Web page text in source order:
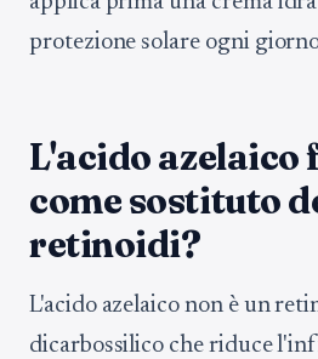
protezione solare ogni
L'acido azelaico
come sostituto
retinoidi?
L'acido azelaico non è un
dicarbossilico che riduce